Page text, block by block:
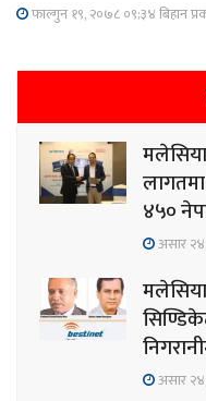
फाल्गुन १९, २०७८ ०९;३४ बिहान
४५०
असार
असार